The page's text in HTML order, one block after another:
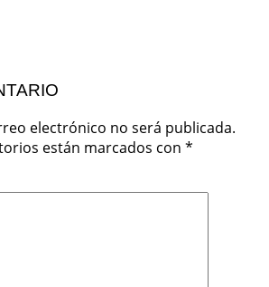
electrónico no será publicada.
están marcados con *